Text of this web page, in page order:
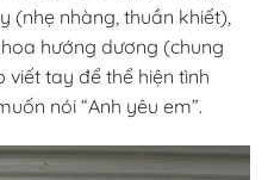
nhàng, thuần khiết),
hướng dương (chung
tay để thể hiện tình
nói “Anh yêu em”.